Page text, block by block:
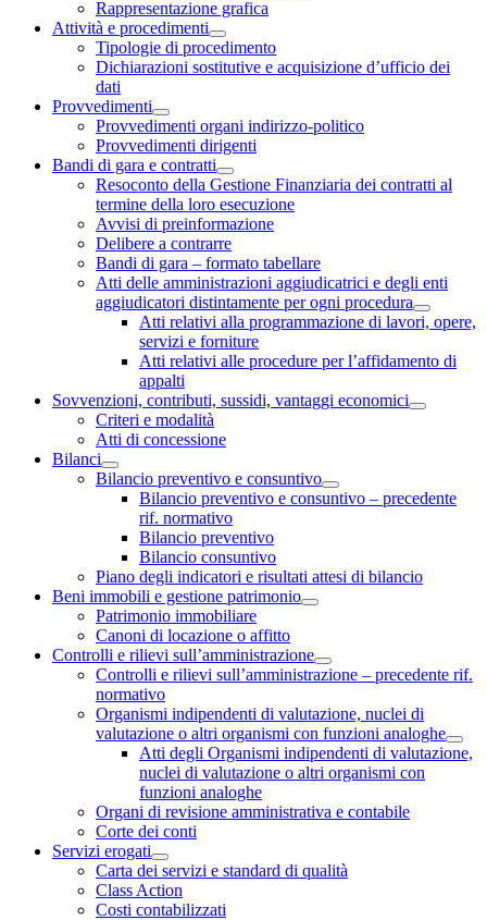
Rappresentazione grafica
Attività e procedimenti
Tipologie di procedimento
Dichiarazioni sostitutive e acquisizione d’ufficio dei
dati
Provvedimenti
Provvedimenti organi indirizzo-politico
Provvedimenti dirigenti
Bandi di gara e contratti
Resoconto della Gestione Finanziaria dei contratti al
termine della loro esecuzione
Avvisi di preinformazione
Delibere a contrarre
Bandi di gara – formato tabellare
Atti delle amministrazioni aggiudicatrici e degli enti
aggiudicatori distintamente per ogni procedura
Atti relativi alla programmazione di lavori, opere,
servizi e forniture
Atti relativi alle procedure per l’affidamento di
appalti
Sovvenzioni, contributi, sussidi, vantaggi economici
Criteri e modalità
Atti di concessione
Bilanci
Bilancio preventivo e consuntivo
Bilancio preventivo e consuntivo – precedente
rif. normativo
Bilancio preventivo
Bilancio consuntivo
Piano degli indicatori e risultati attesi di bilancio
Beni immobili e gestione patrimonio
Patrimonio immobiliare
Canoni di locazione o affitto
Controlli e rilievi sull’amministrazione
Controlli e rilievi sull’amministrazione – precedente rif.
normativo
Organismi indipendenti di valutazione, nuclei di
valutazione o altri organismi con funzioni analoghe
Atti degli Organismi indipendenti di valutazione,
nuclei di valutazione o altri organismi con
funzioni analoghe
Organi di revisione amministrativa e contabile
Corte dei conti
Servizi erogati
Carta dei servizi e standard di qualità
Class Action
Costi contabilizzati